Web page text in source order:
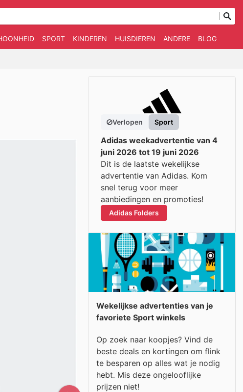
SPORT KINDEREN HUISDIEREN ANDERE BLOG
Verlopen Sport
Adidas weekadvertentie van 4
juni 2026 tot 19 juni 2026
Dit is de laatste wekelijkse
advertentie van Adidas. Kom
snel terug voor meer
aanbiedingen en promoties!
Adidas Folders
Wekelijkse advertenties van je
favoriete Sport winkels
Op zoek naar koopjes? Vind de
beste deals en kortingen om flink
te besparen op alles wat je nodig
hebt. Mis deze ongelooflijke
prijzen niet!